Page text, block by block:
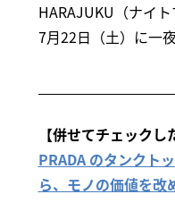
HARAJUKU（ナイ
7月22日（土）に一
【併せてチェックし
PRADA のタンクト
ら、モノの価値を改